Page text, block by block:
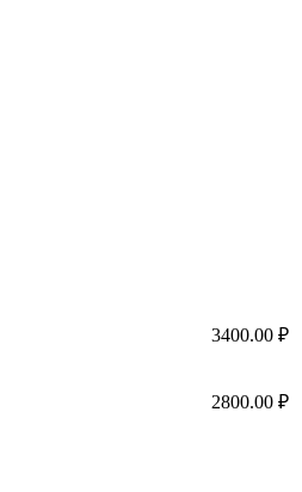
3400.00 ₽
2800.00 ₽